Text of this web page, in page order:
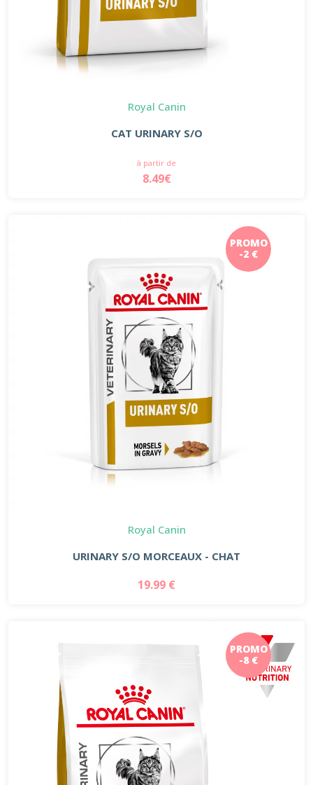
Royal Canin
CAT URINARY S/O
à partir de
8.49€
PROMO
-2 €
Royal Canin
URINARY S/O MORCEAUX - CHAT
19.99 €
PROMO
-8 €